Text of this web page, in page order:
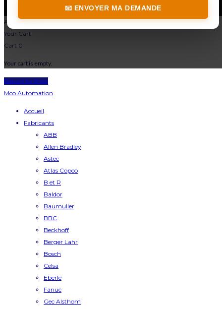
📧 ENVOYER MA DEMANDE
Added to cart
Your Cart
Cart 0
Your cart is empty.
Return to Shop
Mco Automation
Accueil
Fabricants
ABB
Allen Bradley
Astec
Atlas Copco
B et R
Baldor
Baumuller
BBC
Beckhoff
Berger Lahr
Bosch
Celsa
Eberle
Fanuc
Gec Alsthom